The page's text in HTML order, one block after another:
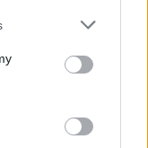
caso